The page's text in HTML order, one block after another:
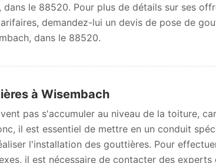
dans le 88520. Pour plus de détails sur ses
demandez-lui un devis de pose de
dans le 88520.
à Wisembach
pas s'accumuler au niveau de la toiture,
il est essentiel de mettre en un conduit
l'installation des gouttières. Pour
il est nécessaire de contacter des experts